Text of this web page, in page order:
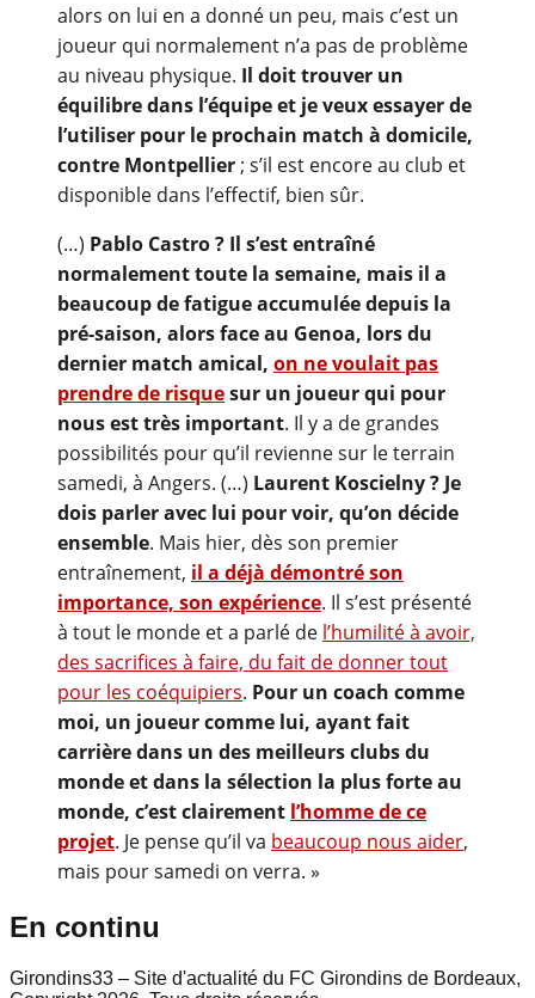
alors on lui en a donné un peu, mais c’est un
joueur qui normalement n’a pas de problème
au niveau physique. Il doit trouver un
équilibre dans l’équipe et je veux essayer de
l’utiliser pour le prochain match à domicile,
contre Montpellier ; s’il est encore au club et
disponible dans l’effectif, bien sûr.
(…) Pablo Castro ? Il s’est entraîné
normalement toute la semaine, mais il a
beaucoup de fatigue accumulée depuis la
pré-saison, alors face au Genoa, lors du
dernier match amical, on ne voulait pas
prendre de risquesur un joueur qui pour
nous est très important. Il y a de grandes
possibilités pour qu’il revienne sur le terrain
samedi, à Angers. (…) Laurent Koscielny ? Je
dois parler avec lui pour voir, qu’on décide
ensemble. Mais hier, dès son premier
entraînement, il a déjà démontré son
importance, son expérience. Il s’est présenté
à tout le monde et a parlé de l’humilité à avoir,
des sacrifices à faire, du fait de donner tout
pour les coéquipiers. Pour un coach comme
moi, un joueur comme lui, ayant fait
carrière dans un des meilleurs clubs du
monde et dans la sélection la plus forte au
monde, c’est clairement l’homme de ce
projet. Je pense qu’il va beaucoup nous aider,
mais pour samedi on verra. »
En continu
Girondins33 – Site d'actualité du FC Girondins de Bordeaux,